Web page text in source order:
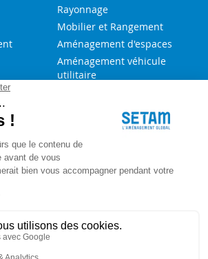
Rayonnage
Mobilier et Rangement
Aménagement d'espaces
Aménagement véhicule
utilitaire